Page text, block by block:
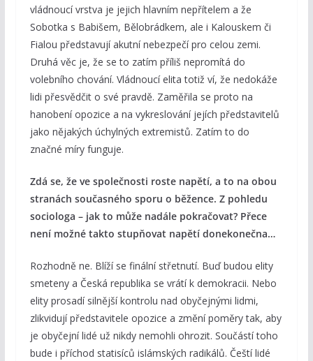
vládnoucí vrstva je jejich hlavním nepřítelem a že
Sobotka s Babišem, Bělobrádkem, ale i Kalouskem či
Fialou představují akutní nebezpečí pro celou zemi.
Druhá věc je, že se to zatím příliš nepromítá do
volebního chování. Vládnoucí elita totiž ví, že nedokáže
lidi přesvědčit o své pravdě. Zaměřila se proto na
hanobení opozice a na vykreslování jejích představitelů
jako nějakých úchylných extremistů. Zatím to do
značné míry funguje.
Zdá se, že ve společnosti roste napětí, a to na obou
stranách současného sporu o běžence. Z pohledu
sociologa – jak to může nadále pokračovat? Přece
není možné takto stupňovat napětí donekonečna…
Rozhodně ne. Blíží se finální střetnutí. Buď budou elity
smeteny a Česká republika se vrátí k demokracii. Nebo
elity prosadí silnější kontrolu nad obyčejnými lidmi,
zlikvidují představitele opozice a změní poměry tak, aby
je obyčejní lidé už nikdy nemohli ohrozit. Součástí toho
bude i příchod statisíců islámských radikálů. Čeští lidé